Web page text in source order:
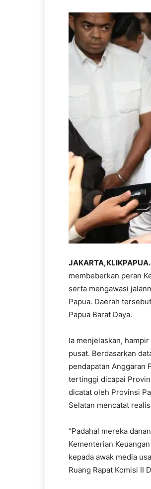
membeberkan peran
serta mengawasi
Papua. Daerah
Papua Barat Daya.
Ia menjelaskan,
pusat. Berdasarkan
pendapatan Anggaran
tertinggi dicapai
dicatat oleh Provinsi
Selatan mencatat
“Padahal mereka
Kementerian
kepada awak media
Ruang Rapat Komisi II